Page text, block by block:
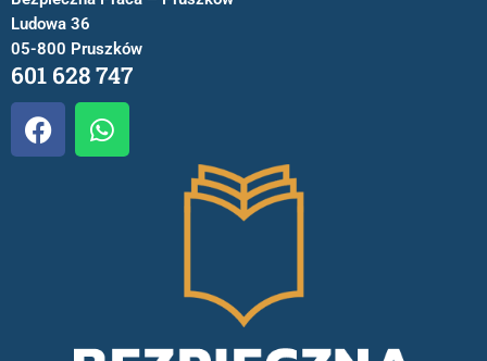
Ludowa 36
05-800 Pruszków
601 628 747
F
a
c
W
h
a